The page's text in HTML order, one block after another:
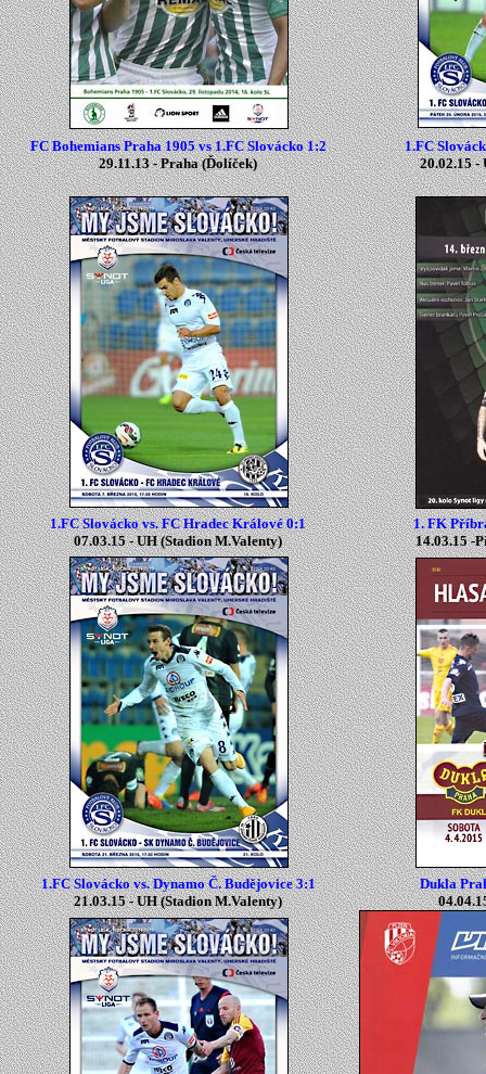
FC Bohemians Praha 1905 vs 1.FC Slovácko 1:2
1.FC
29.11.13 -Praha(Ďolíček) 20.02.15 -
1.FC Slovácko vs. FC Hradec Králové 0:1
1. FK
07.03.15 -UH(Stadion M.Valenty) 14.03.15 -
1.FC Slovácko vs. Dynamo Č. Budějovice 3:1
Dukla
21.03.15 -UH(Stadion M.Valenty)